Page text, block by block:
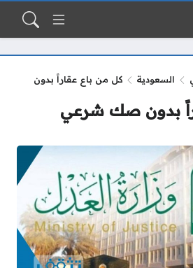
السعودية
كل من باع عقاراً بدون
بدون صك شرعي